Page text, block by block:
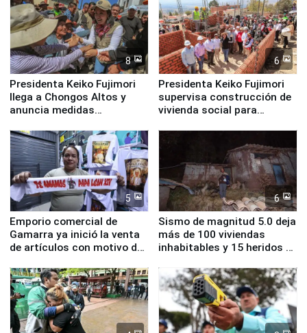
8
Presidenta Keiko Fujimori
llega a Chongos Altos y
anuncia medidas
educación, salud y empleo
6
Presidenta Keiko Fujimori
supervisa construcción de
vivienda social para
5
Emporio comercial de
Gamarra ya inició la venta
de artículos con motivo de
6
Sismo de magnitud 5.0 deja
más de 100 viviendas
inhabitables y 15 heridos en